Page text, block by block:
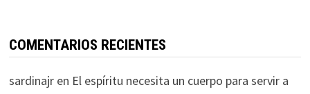
COMENTARIOS RECIENTES
sardinajren El espíritu necesita un cuerpo para servir a